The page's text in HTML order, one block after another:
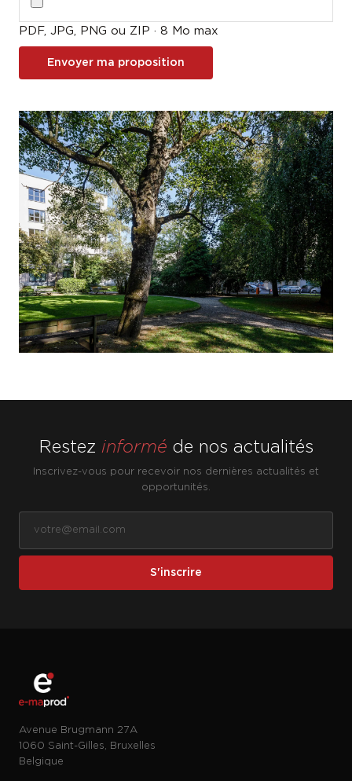
PDF, JPG, PNG ou ZIP · 8 Mo max
Envoyer ma proposition
Restez informé de nos actualités
Inscrivez-vous pour recevoir nos dernières actualités et
opportunités.
S'inscrire
Avenue Brugmann 27A
1060 Saint-Gilles, Bruxelles
Belgique